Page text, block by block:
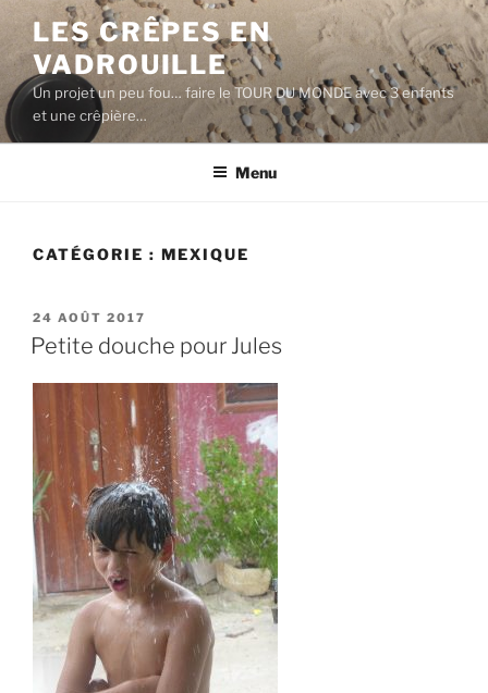
contenu
principal
LES CRÊPES EN
VADROUILLE
Un projet un peu fou… faire le TOUR DU MONDE avec 3 enfants
et une crêpière…
Menu
CATÉGORIE : MEXIQUE
PUBLIÉ
LE
24 AOÛT 2017
Petite douche pour Jules